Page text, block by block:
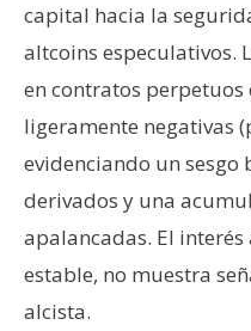
capital hacia la
altcoins especulativos.
en contratos perpetuos
ligeramente negativas
evidenciando un sesgo
derivados y una
apalancadas. El
estable, no muestra
alcista.